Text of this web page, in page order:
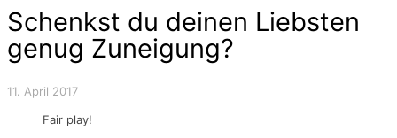
Schenkst du deinen Liebsten
genug Zuneigung?
11. April 2017
Fair play!